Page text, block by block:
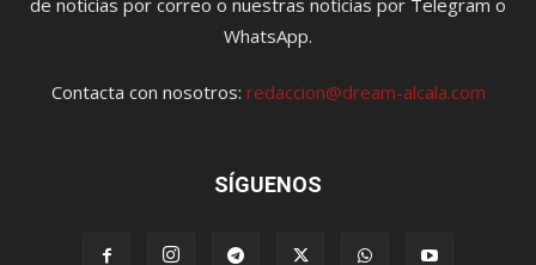
de noticias por correo o nuestras noticias por Telegram o
WhatsApp.
Contacta con nosotros: redaccion@dream-alcala.com
SÍGUENOS